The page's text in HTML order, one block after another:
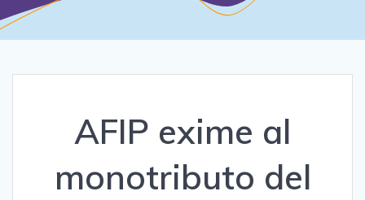
AFIP exime al
monotributo del